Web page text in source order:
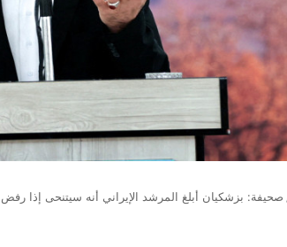
صحيفة: بزشكيان أبلغ المرشد الإيراني أنه سيتنحى إذا رفض